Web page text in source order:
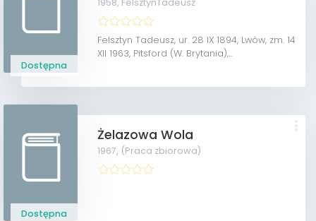
Dostępna
1958, FelsztynTadeusz
Felsztyn Tadeusz, ur. 28 IX 1894, Lwów, zm. 14
XII 1963, Pitsford (W. Brytania),...
Dostępna
Żelazowa Wola
1967, (Praca zbiorowa)